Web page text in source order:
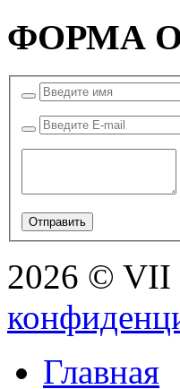
ФОРМА
2026 ©
Главная